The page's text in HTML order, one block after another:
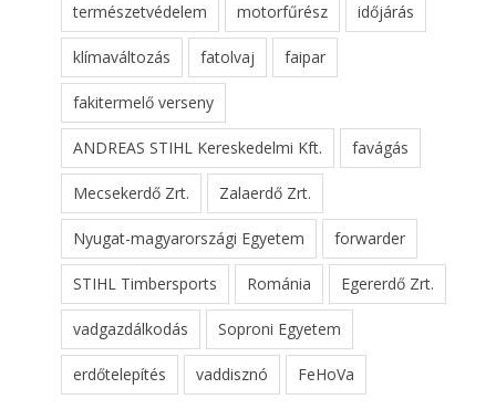
természetvédelem motorfűrész időjárás
klímaváltozás fatolvaj faipar
fakitermelő verseny
ANDREAS STIHL Kereskedelmi Kft. favágás
Mecsekerdő Zrt. Zalaerdő Zrt.
Nyugat-magyarországi Egyetem forwarder
STIHL Timbersports Románia Egererdő Zrt.
vadgazdálkodás Soproni Egyetem
erdőtelepítés vaddisznó FeHoVa